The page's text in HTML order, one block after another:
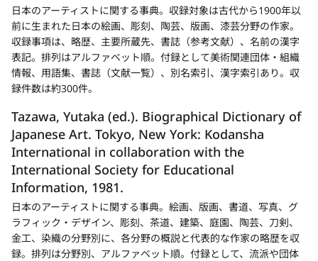
日本のアーティストに関する事典。収録対象は古代から1900年以
前に生まれた日本の絵画、彫刻、陶芸、版画、漆芸分野の作家。
収録事項は、略歴、主要所蔵先、書誌（参考文献）、名前の漢字
表記。排列はアルファベット順。付録として美術関連団体・組織
情報、用語集、書誌（文献一覧）、別名索引、漢字索引あり。収
録件数は約300件。
Tazawa, Yutaka (ed.). Biographical Dictionary of
Japanese Art. Tokyo, New York: Kodansha
International in collaboration with the
International Society for Educational
Information, 1981.
日本のアーティストに関する事典。絵画、版画、書道、写真、グ
ラフィック・デザイン、彫刻、茶道、建築、庭園、陶芸、刀剣、
金工、染織の分野別に、各分野の概説と代表的な作家の略歴を収
録。排列は分野別、アルファベット順。付録として、流派や団体